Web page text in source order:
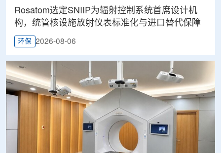
Rosatom选定SNIIP为辐射控制系统首席设计机
构，统管核设施放射仪表标准化与进口替代保障
环保 2026-08-06